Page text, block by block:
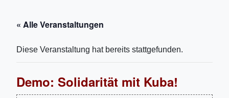
« Alle Veranstaltungen
Diese Veranstaltung hat bereits stattgefunden.
Demo: Solidarität mit Kuba!